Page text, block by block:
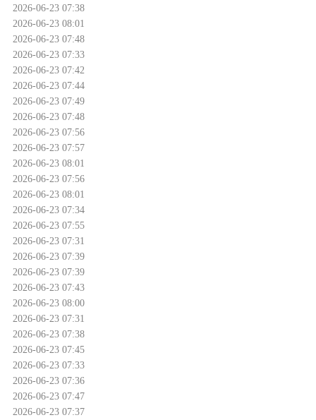
2026-06-23 07:38
2026-06-23 08:01
2026-06-23 07:48
2026-06-23 07:33
2026-06-23 07:42
2026-06-23 07:44
2026-06-23 07:49
2026-06-23 07:48
2026-06-23 07:56
2026-06-23 07:57
2026-06-23 08:01
2026-06-23 07:56
2026-06-23 08:01
2026-06-23 07:34
2026-06-23 07:55
2026-06-23 07:31
2026-06-23 07:39
2026-06-23 07:39
2026-06-23 07:43
2026-06-23 08:00
2026-06-23 07:31
2026-06-23 07:38
2026-06-23 07:45
2026-06-23 07:33
2026-06-23 07:36
2026-06-23 07:47
2026-06-23 07:37